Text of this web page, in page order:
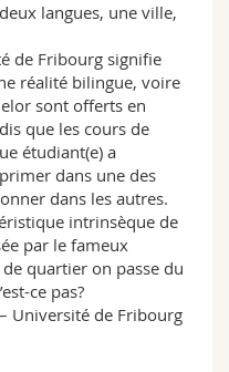
langues, une ville,
de Fribourg signifie
réalité bilingue, voire
sont offerts en
que les cours de
étudiant(e) a
dans une des
dans les autres.
intrinsèque de
par le fameux
quartier on passe du
ce pas?
Université de Fribourg